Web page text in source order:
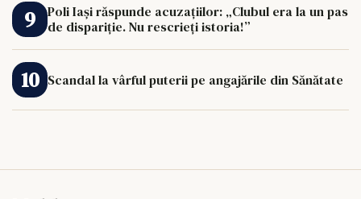
Poli Iași răspunde acuzațiilor: „Clubul era la un pas
de dispariție. Nu rescrieți istoria!”
Scandal la vârful puterii pe angajările din Sănătate